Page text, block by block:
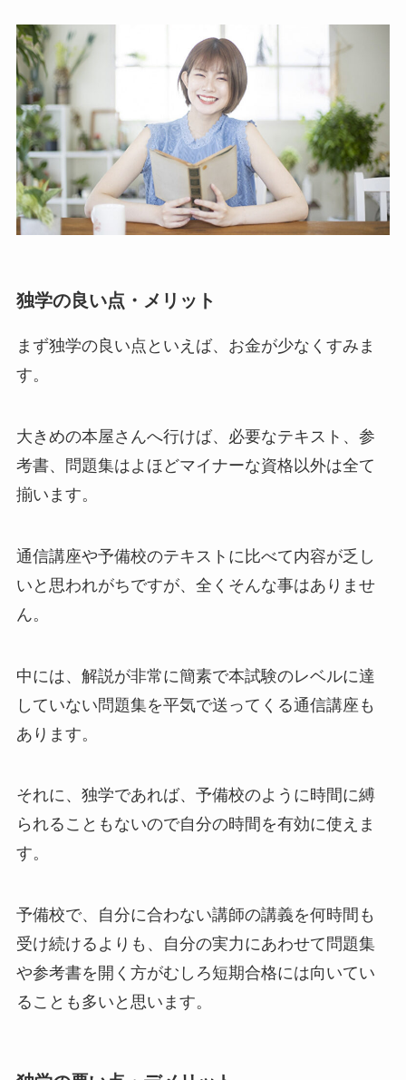
独学の良い点・メリット
まず独学の良い点といえば、お金が少なくすみま
す。
大きめの本屋さんへ行けば、必要なテキスト、参
考書、問題集はよほどマイナーな資格以外は全て
揃います。
通信講座や予備校のテキストに比べて内容が乏し
いと思われがちですが、全くそんな事はありませ
ん。
中には、解説が非常に簡素で本試験のレベルに達
していない問題集を平気で送ってくる通信講座も
あります。
それに、独学であれば、予備校のように時間に縛
られることもないので自分の時間を有効に使えま
す。
予備校で、自分に合わない講師の講義を何時間も
受け続けるよりも、自分の実力にあわせて問題集
や参考書を開く方がむしろ短期合格には向いてい
ることも多いと思います。